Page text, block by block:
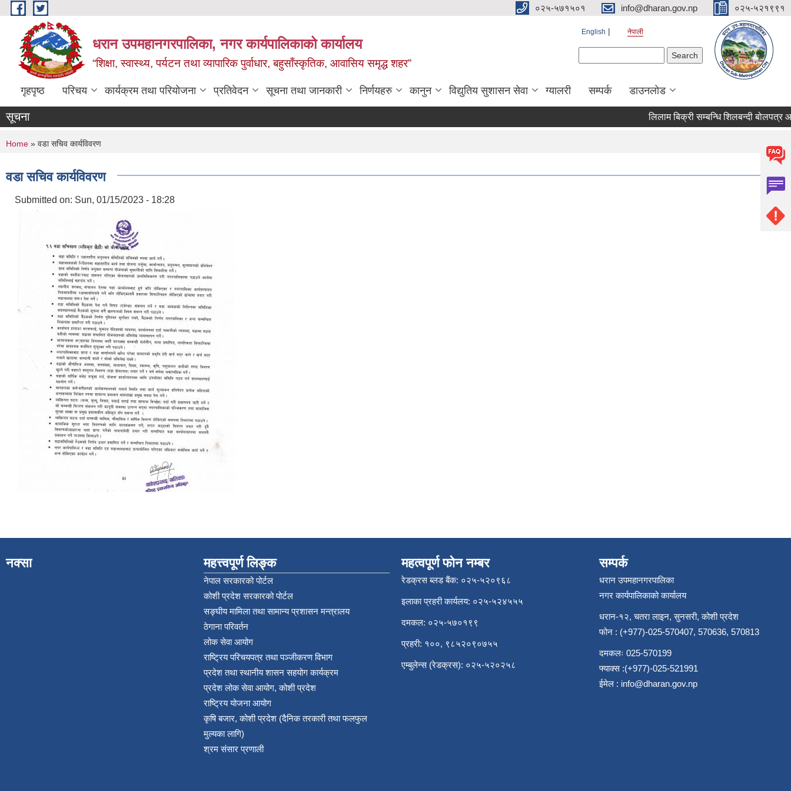
Skip to main content ०२५-५७१५०१ info@dharan.gov.np ०२५-५२१९९१
धरान उपमहानगरपालिका, नगर कार्यपालिकाको कार्यालय
“शिक्षा, स्वास्थ्य, पर्यटन तथा व्यापारिक पुर्वाधार, बहुसाँस्कृतिक, आवासिय समृद्ध शहर”
English नेपाली
गृहपृष्ठ परिचय कार्यक्रम तथा परियोजना प्रतिवेदन सूचना तथा जानकारी निर्णयहरु कानुन विद्युतिय सुशासन सेवा ग्यालरी सम्पर्क डाउनलोड
सूचना लिलाम
You are here
Home » वडा सचिव कार्यविवरण
वडा सचिव कार्यविवरण
Submitted on: Sun, 01/15/2023 - 18:28
नक्सा महत्त्वपूर्ण लिङ्क
नेपाल सरकारको पोर्टल
कोशी प्रदेश सरकारको पोर्टल
सङ्‍घीय मामिला तथा सामान्य प्रशासन मन्त्रालय
ठेगाना परिवर्तन
लोक सेवा आयोग
राष्ट्रिय परिचयपत्र तथा पञ्‍जीकरण विभाग
प्रदेश तथा स्थानीय शासन सहयोग कार्यक्रम
प्रदेश लोक सेवा आयोग, कोशी प्रदेश
राष्ट्रिय योजना आयोग
कृषि बजार, कोशी प्रदेश (दैनिक तरकारी तथा फलफुल
मुल्यका लागि)
श्रम संसार प्रणाली
महत्वपूर्ण फोन नम्बर
रेडक्रस ब्लड बैंक: ०२५-५२०९६८
इलाका प्रहरी कार्यलय: ०२५-५२४५५५
दमकल: ०२५-५७०१९९
प्रहरी: १००, ९८५२०९०७५५
एम्बुलेन्स (रेडक्रस): ०२५-५२०२५८
सम्पर्क
धरान उपमहानगरपालिका
नगर कार्यपालिकाको कार्यालय
धरान-१२, चतरा लाइन, सुनसरी, कोशी प्रदेश
फोन : (+977)-025-570407, 570636, 570813
दमकलः 025-570199
फ्याक्स :(+977)-025-521991
ईमेल : info@dharan.gov.np